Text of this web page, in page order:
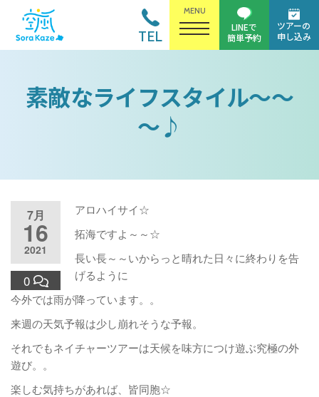
MENU
TEL
ツアーの
申し込み
LINEで
簡単予約
素敵なライフスタイル～～
～♪
7月
16
2021
0
アロハイサイ☆
拓海ですよ～～☆
長い長～～いからっと晴れた日々に終わりを告
げるように
今外では雨が降っています。。
来週の天気予報は少し崩れそうな予報。
それでもネイチャーツアーは天候を味方につけ遊ぶ究極の外
遊び。。
楽しむ気持ちがあれば、皆同胞☆